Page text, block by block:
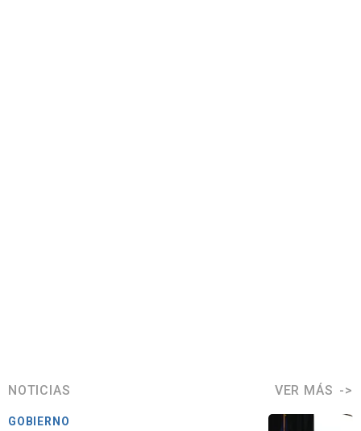
NOTICIAS VER MÁS
GOBIERNO